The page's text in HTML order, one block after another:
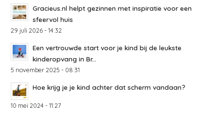
Gracieus.nl helpt gezinnen met inspiratie voor een
sfeervol huis
29 juli 2026 - 14:32
Een vertrouwde start voor je kind bij de leukste
kinderopvang in Br...
5 november 2025 - 08:31
Hoe krijg je je kind achter dat scherm vandaan?
10 mei 2024 - 11:27